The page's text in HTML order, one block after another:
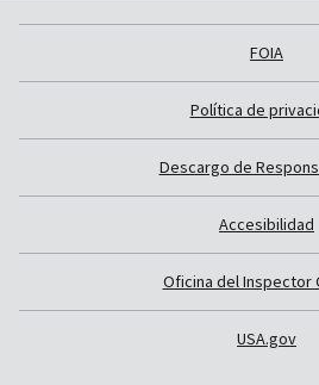
FOIA
Política de
Descargo de
Accesibilidad
Oficina del Inspector
USA.gov